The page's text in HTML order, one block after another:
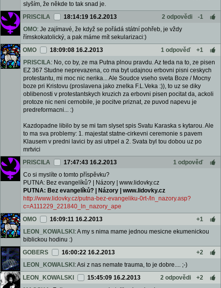
slyším, že někde to tak snad je.
PRISCILA
18:14:19 16.2.2013 2 odpovědi
-1
OMO: Je zajímavé, že když se pořádá státní pohřeb, je vždy
římskokatolický, a pak máme mít sekularizaci:)
OMO
18:09:08 16.2.2013 1 odpověď
+1
PRISCILA: No, co by, ze ma Putna plnou pravdu. Az teda na to, ze pisen
EZ 367 Studne neprevazena, co ma byt udajnou erbovni pisni ceskych
protestantu, mi moc nic nerika... Ale Soudce vseho sveta Boze / Mocny
boze pri Kristovu (proslavena jako znelka F.L.Veka :)), to uz se diky
oblibenosti v protestantskych kruzich za erbovni pisen pocitat da, ackoli
protoze nic neni cernobile, je pocitve priznat, ze puvod napevu je
predreformacni... :)
Kazdopadne libilo by se mi tam slyset spis Svatu Karaska s kytarou. Ale
to ma sva problemy: 1. majestat statne-cirkevni ceremonie s pavem
Klausem v predni lavici by asi utrpel a 2. Svata byl tou dobou uz po
mrtvici
PRISCILA
17:47:43 16.2.2013
1 odpověď
Co si myslíte o tomto příspěvku?
PUTNA: Bez evangelíků? | Názory | www.lidovky.cz
PUTNA: Bez evangelíků? | Názory | www.lidovky.cz
http://www.lidovky.cz/putna-bez-evangeliku-0rt-/ln_nazory.asp?
c=A111229_221840_ln_nazory_ape
OMO
16:09:11 16.2.2013
+1
LEON_KOWALSKI : A my s nima mame jednou mesicne ekumenickou
biblickou hodinu :)
GOBERS
16:00:22 16.2.2013
+2
LEON_KOWALSKI : Asi z nas nemate trauma, to je dobre.... ;-)
LEON_KOWALSKI
15:45:09 16.2.2013 2 odpovědi
+2